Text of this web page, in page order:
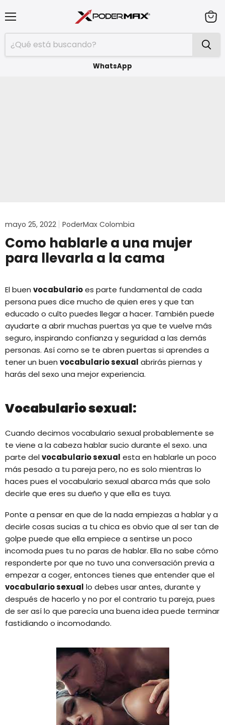
WhatsApp
mayo 25, 2022 PoderMax Colombia
Como hablarle a una mujer
para llevarla a la cama
El buen vocabularioes parte fundamental de cada
persona pues dice mucho de quien eres y que tan
educado o culto puedes llegar a hacer. También puede
ayudarte a abrir muchas puertas ya que te vuelve más
seguro, inspirando confianza y seguridad a las demás
personas. Así como se te abren puertas si aprendes a
tener un buen vocabulario sexual abrirás piernas y
harás del sexo una mejor experiencia.
Vocabulario sexual:
Cuando decimos vocabulario sexual probablemente se
te viene a la cabeza hablar sucio durante el sexo. una
parte delvocabulario sexual esta en hablarle un poco
más pesado a tu pareja pero, no es solo mientras lo
haces pues el vocabulario sexual abarca más que solo
decirle que eres su dueño y que ella es tuya.
Ponte a pensar en que de la nada empiezas a hablar y a
decirle cosas sucias a tu chica es obvio que al ser tan de
golpe puede que ella empiece a sentirse un poco
incomoda pues tu no paras de hablar. Ella no sabe cómo
responderte por que no tuvo una conversación previa a
empezar a coger, entonces tienes que entender que el
vocabulario sexual lo debes usar antes, durante y
después de hacerlo y no por el contrario tu pareja, pues
de ser así lo que parecía una buena idea puede terminar
fastidiando o incomodando.